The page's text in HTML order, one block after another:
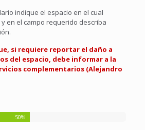
indique el espacio en el cual
en el campo requerido describa
si requiere reportar el daño a
del espacio, debe informar a la
complementarios (Alejandro
50%